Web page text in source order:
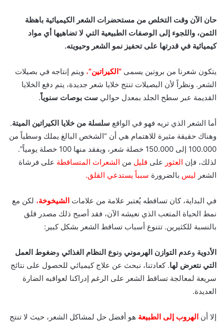
حان الآن وقت التخلص من مستحضرات الشعر الكيميائية باهظة
الثمن، واللجوء إلى الوصفات الطبيعية التي لا تضاهيها أي مواد
كيميائية في قدرتها على تحفيز نمو الشعر وحيويته.
يتكون شعرنا من بروتين يسمى “الكيراتين”، ويتم إنتاجه في بصيلات
الشعر. ونظراً لأن البصيلات تنتج خلايا شعر جديدة، يتم دفع الخلايا
القديمة عبر سطح الجلد بمعدل حوالي ست بوصات سنوياً.
أما الشعر الذي تريه فهو في الواقع سلسلة من خلايا الكيراتين الميتة.
وهناك حقيقة مثيرة للاهتمام هي أن “الشخص البالغ يملك وسطياً من
100.000 إلى 150.000 خصلة شعر، ويفقد منها 100 خصلة يومياً”.
لذلك، فإن العثور على قليل من الشعرات المتساقطة على فرشاة
الشعر ليس بالضرورة سبباً يستدعي القلق.
في البداية، كان تساقطه يُعتبر علامة من علامات الشيخوخة، لكن مع
نمط الحياة المتعب الذي نعيشه الآن، فقد أصبح ذلك مصدر قلق
بالنسبة للكثيرين. تتنوع أسباب تساقط الشعر بشكل كبير:
الأدوية وعدم التوازن الهرموني ونوع النظام الغذائي وضغوط العمل
التي نتعرض لها. كعادتنا، نبحث عن علاج كيميائي للحصول على نتائج
سريعة لمعالجة تساقط الشعر على الرغم إدراكنا لعواقبه الضارة
العديدة.
إلا أن الهروب إلى الطبيعة هو أفضل حل لمشاكل الشعر، حيث لا تنتج